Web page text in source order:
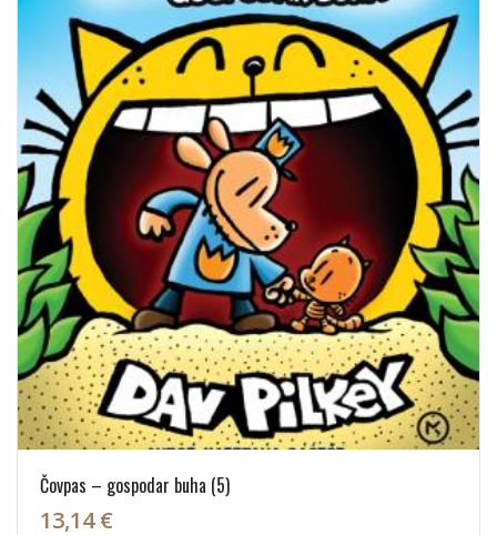
Čovpas – gospodar buha (5)
13,14 €